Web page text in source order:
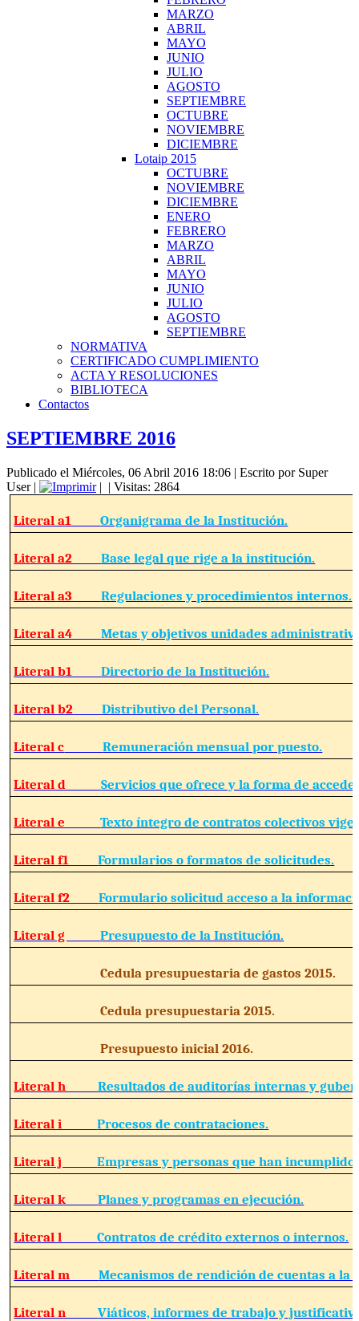
MARZO
ABRIL
MAYO
JUNIO
JULIO
AGOSTO
SEPTIEMBRE
OCTUBRE
NOVIEMBRE
DICIEMBRE
Lotaip 2015
OCTUBRE
NOVIEMBRE
DICIEMBRE
ENERO
FEBRERO
MARZO
ABRIL
MAYO
JUNIO
JULIO
AGOSTO
SEPTIEMBRE
NORMATIVA
CERTIFICADO CUMPLIMIENTO
ACTA Y RESOLUCIONES
BIBLIOTECA
Contactos
SEPTIEMBRE 2016
Publicado el Miércoles, 06 Abril 2016 18:06 | Escrito por Super
User| | | Visitas: 2864
Literal a1Organigrama de la Institución.
Literal a2Base legal que rige a la institución.
Literal a3Regulaciones y procedimientos internos.
Literal a4Metas y objetivos unidades
Literal b1Directorio de la Institución.
Literal b2Distributivo del Personal.
Literal c Remuneración mensual por puesto.
Literal dServicios que ofrece y la forma de
Literal eTexto íntegro de contratos colectivos
Literal f1Formularios o formatos de solicitudes.
Literal f2Formulario solicitud acceso a la
Literal gPresupuesto de la Institución.
Cedula presupuestaria de gastos
Cedula presupuestaria 2015.
Presupuesto inicial 2016.
Literal hResultados de auditorías internas y
Literal iProcesos de contrataciones.
Literal jEmpresas y personas que han
Literal kPlanes y programas en ejecución.
Literal lContratos de crédito externos o internos.
Literal mMecanismos de rendición de cuentas a la
Literal nViáticos, informes de trabajo y